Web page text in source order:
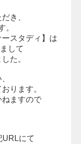
き、
。
ースタディ】は
して
た。
ります。
ますので
URLにて